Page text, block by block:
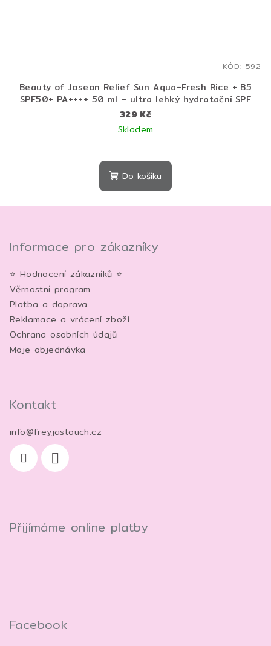
Beauty of Joseon Relief Sun Aqua-Fresh Rice + B5
SPF50+ PA++++ 50 ml – ultra lehký hydratační SPF
krém pro rozzářenou a zdravě vypadající pleť
329 Kč
Skladem
Do košíku
KÓD: 592
Z
Informace pro zákazníky
⭐ Hodnocení zákazníků ⭐
Věrnostní program
Platba a doprava
Reklamace a vrácení zboží
Ochrana osobních údajů
Moje objednávka
Kontakt
info@freyjastouch.cz
Přijímáme online platby
Facebook